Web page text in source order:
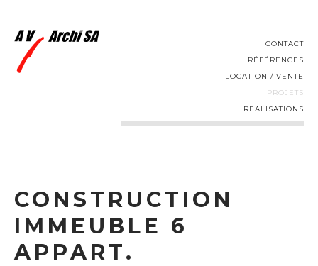
CONTACT
RÉFÉRENCES
LOCATION / VENTE
PROJETS
REALISATIONS
CONSTRUCTION
IMMEUBLE 6
APPART.